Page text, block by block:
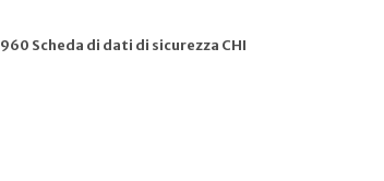
960 Scheda di dati di sicurezza CHI